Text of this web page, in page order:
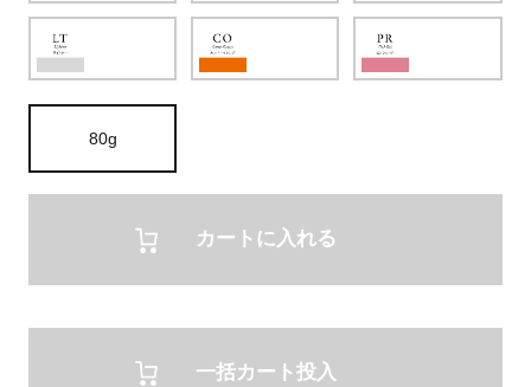
80g
カートに入れる
一括カート投入